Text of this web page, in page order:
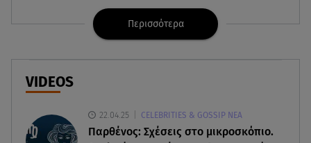
08.08.26 , 21:32
Φωτιά στην Αττικοβοιωτία: Ενέργεια ίση με έξι
ατομικές βόμβες
08.08.26 , 21:20
«Ισλαμικό ΝΑΤΟ»: Πώς επηρεάζεται η Ελλάδα
από τη νέα συμμαχία
Περισσότερα
VIDEOS
22.04.25 CELEBRITIES & GOSSIP ΝΕΑ
Παρθένος: Σχέσεις στο μικροσκόπιο.